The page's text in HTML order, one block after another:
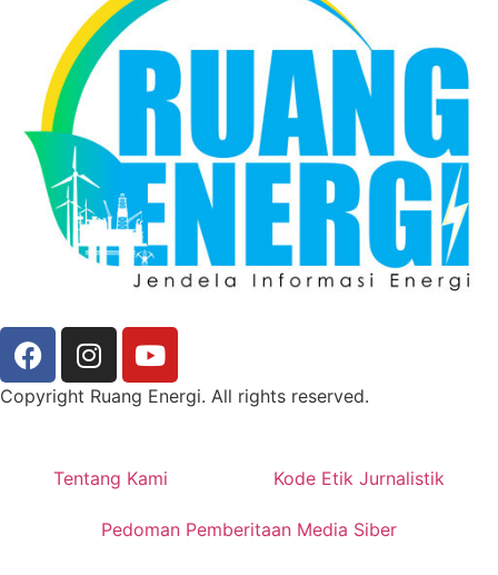
Copyright Ruang Energi. All rights reserved.
Tentang Kami Kode Etik Jurnalistik
Pedoman Pemberitaan Media Siber